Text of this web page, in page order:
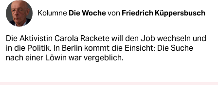
Kolumne Die Wochevon Friedrich Küppersbusch
Die Aktivistin Carola Rackete will den Job wechseln und
in die Politik. In Berlin kommt die Einsicht: Die Suche
nach einer Löwin war vergeblich.